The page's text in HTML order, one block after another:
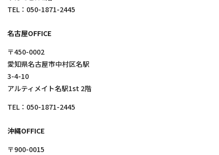
TEL： 050-1871-2445
名古屋OFFICE
〒450-0002
愛知県名古屋市中村区名駅
3-4-10
アルティメイト名駅1st 2階
TEL： 050-1871-2445
沖縄OFFICE
〒900-0015